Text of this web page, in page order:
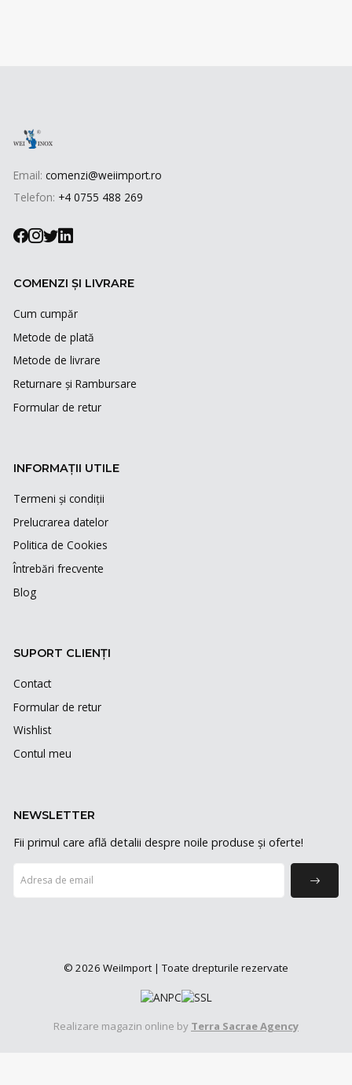
Email: comenzi@weiimport.ro
Telefon: +4 0755 488 269
COMENZI ȘI LIVRARE
Cum cumpăr
Metode de plată
Metode de livrare
Returnare și Rambursare
Formular de retur
INFORMAȚII UTILE
Termeni și condiții
Prelucrarea datelor
Politica de Cookies
Întrebări frecvente
Blog
SUPORT CLIENȚI
Contact
Formular de retur
Wishlist
Contul meu
NEWSLETTER
Fii primul care află detalii despre noile produse și oferte!
© 2026 WeiImport | Toate drepturile rezervate
Realizare magazin online by Terra Sacrae Agency